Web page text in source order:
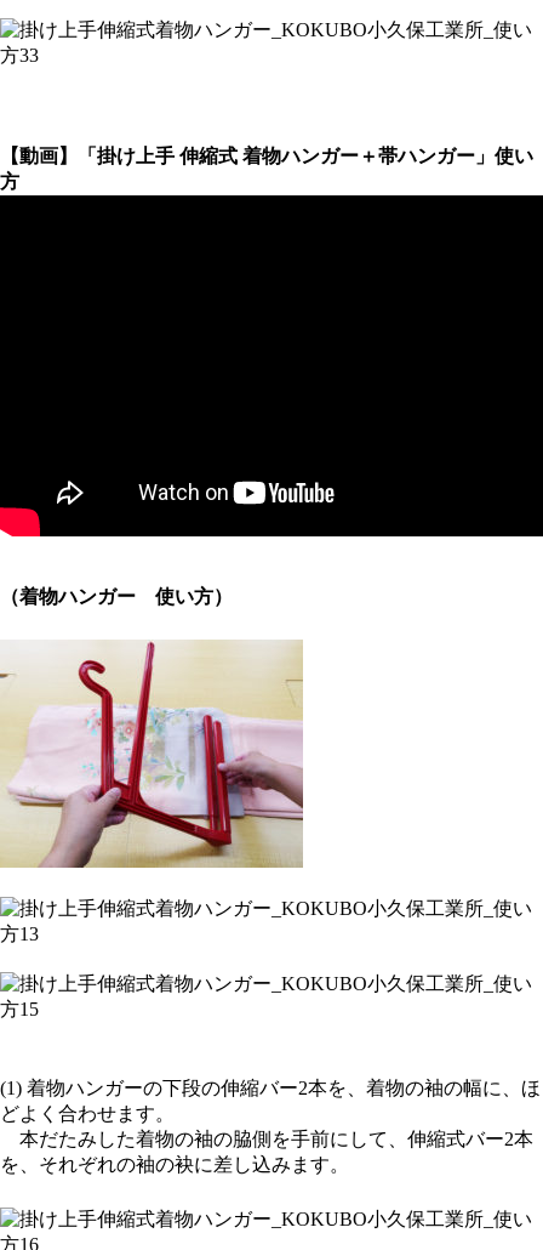
【動画】「掛け上手 伸縮式 着物ハンガー＋帯ハンガー」使い
方
（着物ハンガー 使い方）
(1) 着物ハンガーの下段の伸縮バー2本を、着物の袖の幅に、ほ
どよく合わせます。
本だたみした着物の袖の脇側を手前にして、伸縮式バー2本
を、それぞれの袖の袂に差し込みます。